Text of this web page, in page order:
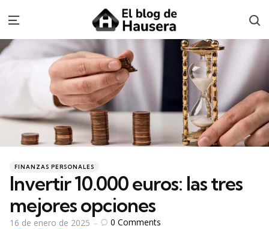
Menu
Categories
Posted
FINANZAS PERSONALES
Invertir 10.000 euros: las tres
mejores opciones
16 de enero de 2025 0 Comments